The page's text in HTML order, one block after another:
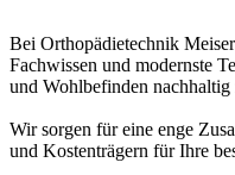
Bei Orthopädietechnik
Fachwissen und modernste
und Wohlbefinden nachhaltig
Wir sorgen für eine enge
und Kostenträgern für Ihre